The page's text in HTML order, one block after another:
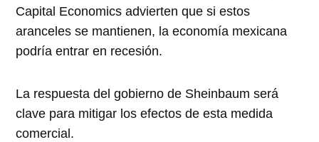
Capital Economics advierten que si estos
aranceles se mantienen, la economía mexicana
podría entrar en recesión.
La respuesta del gobierno de Sheinbaum será
clave para mitigar los efectos de esta medida
comercial.